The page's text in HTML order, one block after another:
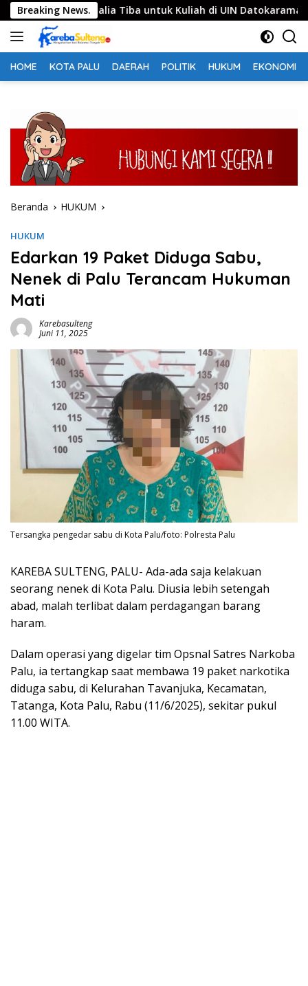
Langsung
ke
konten
Breaking News.
Somalia Tiba untuk Kuliah di UIN Datokarama
HOME KOTA PALU DAERAH POLITIK HUKUM EKONOMI
Beranda HUKUM
HUKUM
Edarkan 19 Paket Diduga Sabu,
Nenek di Palu Terancam Hukuman
Mati
Karebasulteng
Juni 11, 2025
Tersangka pengedar sabu di Kota Palu/foto: Polresta Palu
KAREBA SULTENG, PALU- Ada-ada saja kelakuan
seorang nenek di Kota Palu. Diusia lebih setengah
abad, malah terlibat dalam perdagangan barang
haram.
Dalam operasi yang digelar tim Opsnal Satres Narkoba
Palu, ia tertangkap saat membawa 19 paket narkotika
diduga sabu, di Kelurahan Tavanjuka, Kecamatan,
Tatanga, Kota Palu, Rabu (11/6/2025), sekitar pukul
11.00 WITA.